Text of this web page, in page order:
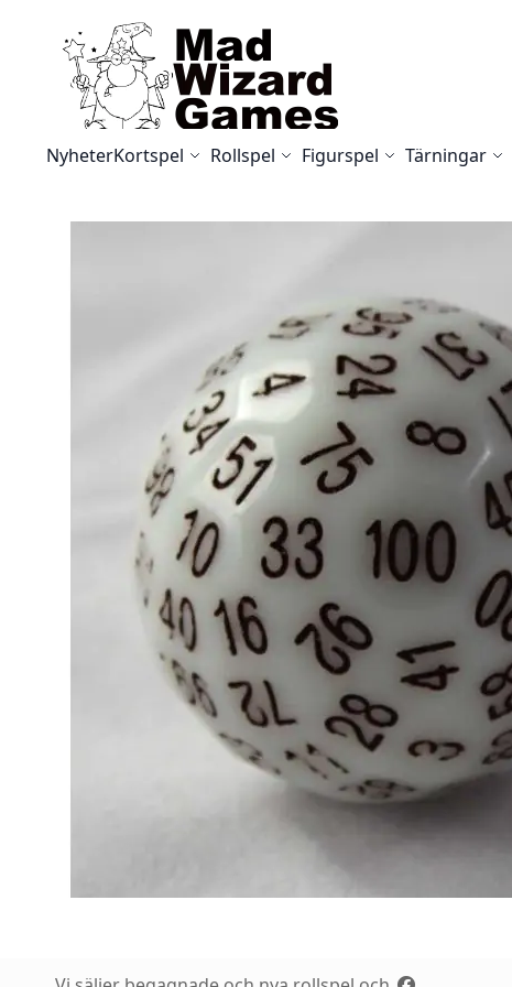
Skip to Content
NyheterKortspel Rollspel Figurspel Tärningar